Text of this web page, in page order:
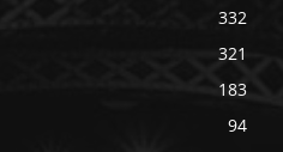
332
321
183
94